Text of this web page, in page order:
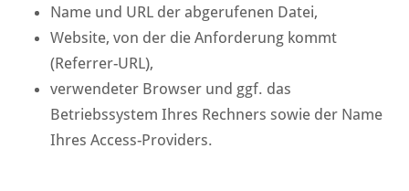
Name und URL der abgerufenen Datei,
Website, von der die Anforderung kommt
(Referrer-URL),
verwendeter Browser und ggf. das
Betriebssystem Ihres Rechners sowie der Name
Ihres Access-Providers.